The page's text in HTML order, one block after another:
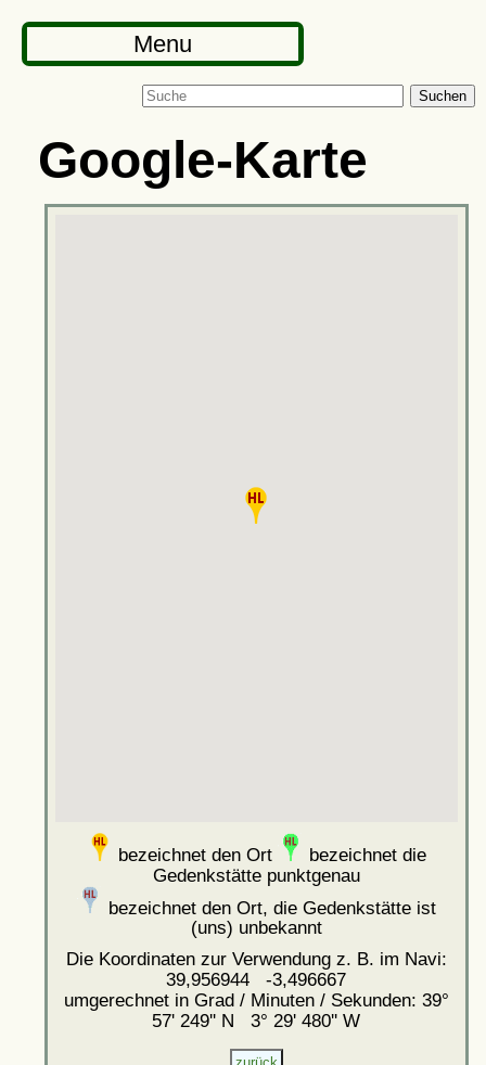
Menu
Suchen
Google-Karte
bezeichnet den Ort
bezeichnet die
Gedenkstätte punktgenau
bezeichnet den Ort, die Gedenkstätte ist
(uns) unbekannt
Die Koordinaten zur Verwendung z. B. im Navi:
39,956944 -3,496667
umgerechnet in Grad / Minuten / Sekunden: 39°
57' 249'' N 3° 29' 480'' W